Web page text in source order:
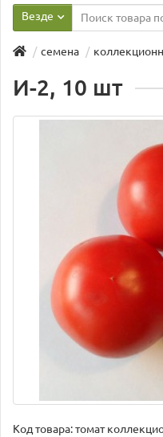
Везде
семена
И-2, 10 шт
Код товара:томат